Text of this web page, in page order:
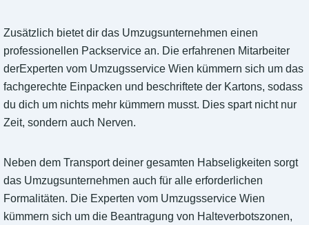
Zusätzlich bietet dir das Umzugsunternehmen einen
professionellen Packservice an. Die erfahrenen Mitarbeiter
derExperten vom Umzugsservice Wien kümmern sich um das
fachgerechte Einpacken und beschriftete der Kartons, sodass
du dich um nichts mehr kümmern musst. Dies spart nicht nur
Zeit, sondern auch Nerven.
Neben dem Transport deiner gesamten Habseligkeiten sorgt
das Umzugsunternehmen auch für alle erforderlichen
Formalitäten. Die Experten vom Umzugsservice Wien
kümmern sich um die Beantragung von Halteverbotszonen,